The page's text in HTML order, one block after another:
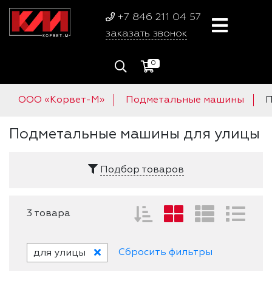
+7 846 211 04 57
заказать звонок
0
ООО «Корвет-М» Подметальные машины
Подметальные машины для улицы
Подбор товаров
3 товара
для улицы Сбросить фильтры